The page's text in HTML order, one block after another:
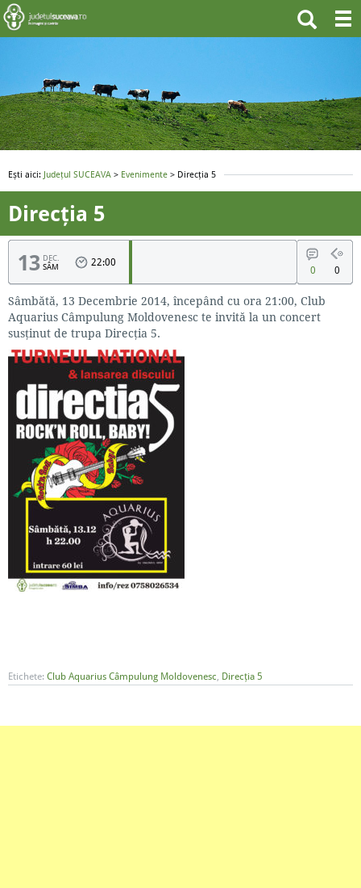
Ești aici: Județul SUCEAVA > Evenimente > Direcția 5
Direcția 5
13 DEC.
SÂM
22:00
0 0
Sâmbătă, 13 Decembrie 2014, începând cu ora 21:00, Club
Aquarius Câmpulung Moldovenesc te invită la un concert
susținut de trupa Direcția 5.
Etichete: Club Aquarius Câmpulung Moldovenesc, Direcția 5